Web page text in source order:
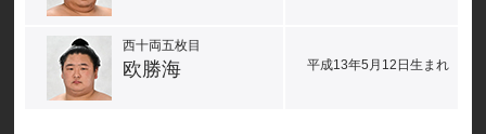
西十両五枚目
欧勝海 平成13年5月12日生まれ